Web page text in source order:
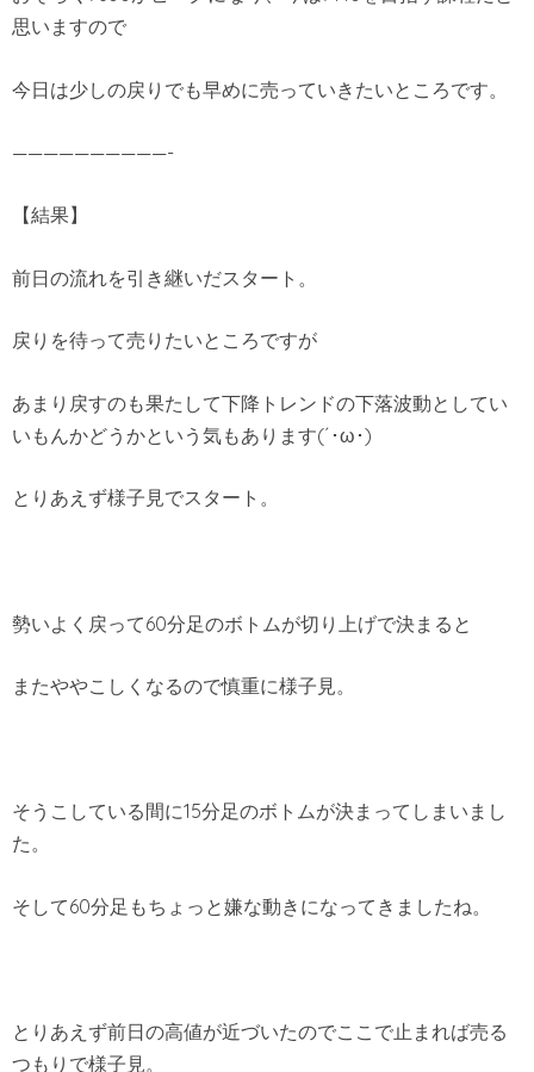
思いますので
今日は少しの戻りでも早めに売っていきたいところです。
——————————-
【結果】
前日の流れを引き継いだスタート。
戻りを待って売りたいところですが
あまり戻すのも果たして下降トレンドの下落波動としてい
いもんかどうかという気もあります(´･ω･)
とりあえず様子見でスタート。
勢いよく戻って60分足のボトムが切り上げで決まると
またややこしくなるので慎重に様子見。
そうこしている間に15分足のボトムが決まってしまいまし
た。
そして60分足もちょっと嫌な動きになってきましたね。
とりあえず前日の高値が近づいたのでここで止まれば売る
つもりで様子見。